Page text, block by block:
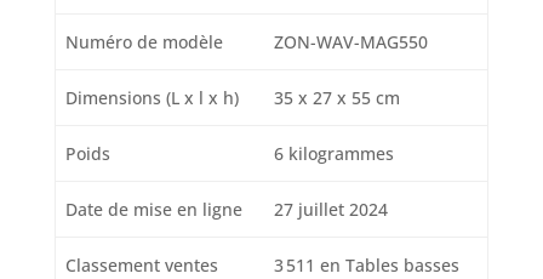
Numéro de modèle ZON-WAV-MAG550
Dimensions (L x l x h) 35 x 27 x 55 cm
Poids 6 kilogrammes
Date de mise en ligne 27 juillet 2024
Classement ventes
3 511 en Tables basses